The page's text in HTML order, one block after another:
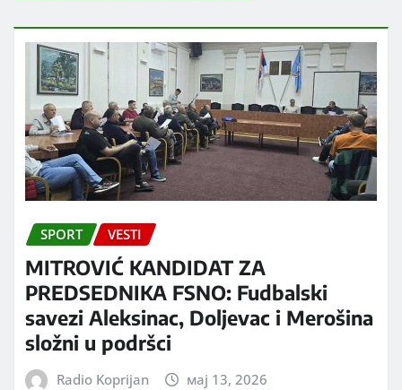
SPORT VESTI
MITROVIĆ KANDIDAT ZA
PREDSEDNIKA FSNO: Fudbalski
savezi Aleksinac, Doljevac i Merošina
složni u podršci
Radio Koprijan мај 13, 2026